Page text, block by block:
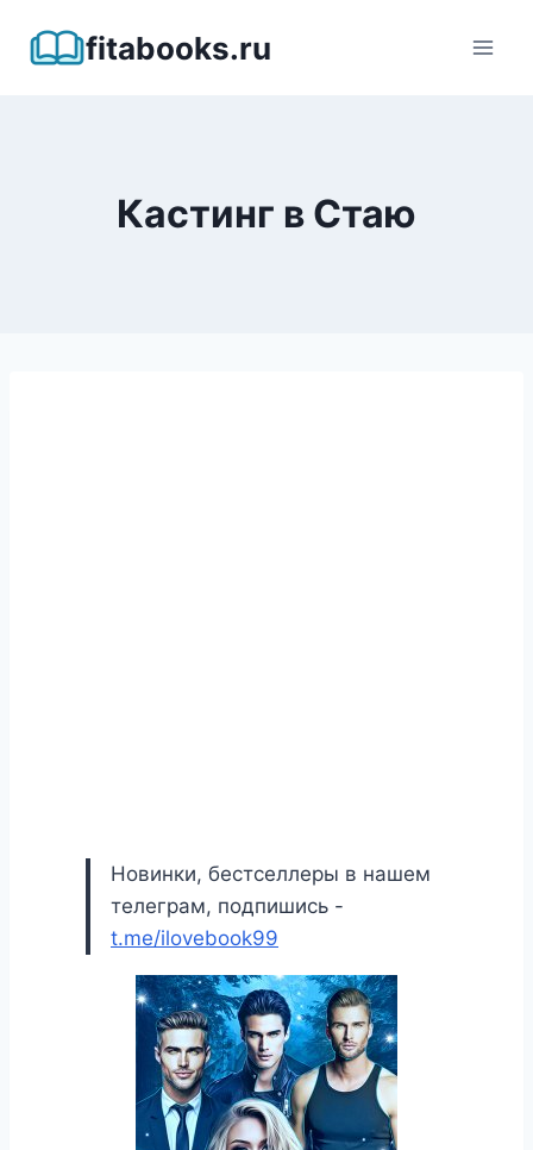
fitabooks.ru
Кастинг в Стаю
Новинки, бестселлеры в нашем
телеграм, подпишись -
t.me/ilovebook99